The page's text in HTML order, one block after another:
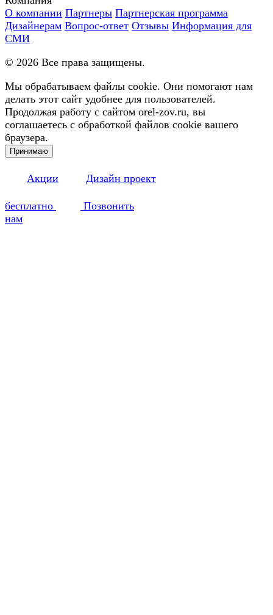
О компании Партнеры Партнерская программа
Дизайнерам Вопрос-ответ Отзывы Информация для
СМИ
© 2026 Все права защищены.
Мы обрабатываем файлы cookie. Они помогают нам
делать этот сайт удобнее для пользователей.
Продолжая работу с сайтом orel-zov.ru, вы
соглашаетесь с обработкой файлов cookie вашего
браузера.
Принимаю
Акции Дизайн проект
бесплатно
Позвонить
нам